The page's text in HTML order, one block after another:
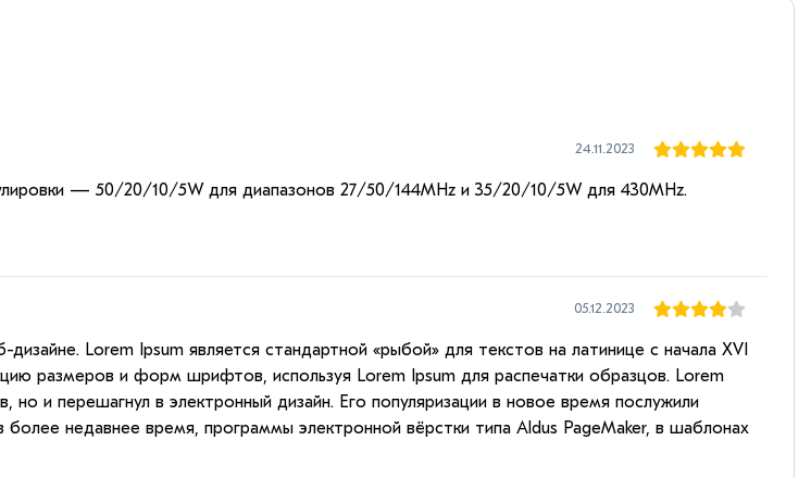
24.11.2023
— 50/20/10/5W для диапазонов 27/50/144MHz и 35/20/10/5W для 430MHz.
05.12.2023
Lorem Ipsum является стандартной «рыбой» для текстов на латинице с начала XVI
размеров и форм шрифтов, используя Lorem Ipsum для распечатки образцов. Lorem
и перешагнул в электронный дизайн. Его популяризации в новое время послужили
недавнее время, программы электронной вёрстки типа Aldus PageMaker, в шаблонах